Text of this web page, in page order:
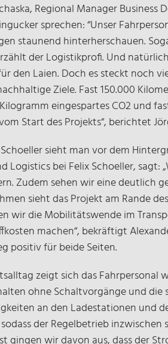
Regional Manager
sprechen: “Unser
staunend hinterherschauen.
der Logistikprofi. Und
den Laien. Doch es steckt noch
Ziele. Fast 150.000
eingespartes CO2 und
Start des Projekts“, berichtet
sieht man vor dem
Logistics bei Felix Schoeller,
Zudem sehen wir eine deutlich
sieht das Projekt am Rande
wir die Mobilitätswende im
machen“, bekräftigt
positiv für beide Seiten.
zeigt sich das Fahrpersonal
ohne Schaltvorgänge und die
an den Ladestationen und
der Regelbetrieb